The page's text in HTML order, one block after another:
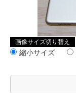
画像サイズ切り替え
縮小サイズ